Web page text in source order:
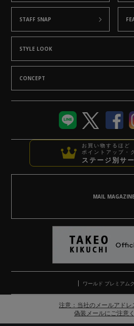
STAFF SNAP
STYLE LOOK
CONCEPT
お買い物するほど
ポイントアップ・
ステージ別サ
MAIL MAGAZINE
ワールド プレミアム
注意：当社のメールアドレ
偽装メールにご注意